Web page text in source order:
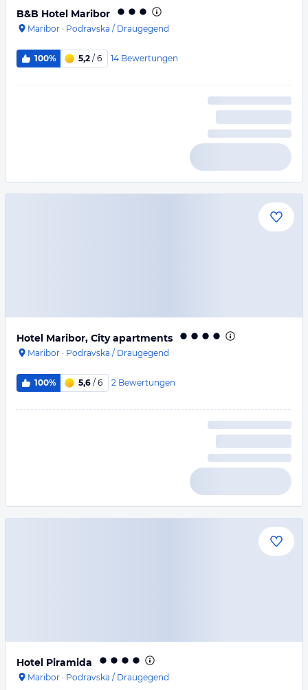
B&B Hotel Maribor
Maribor · Podravska / Draugegend
100% 5,2 / 6 14 Bewertungen
Hotel Maribor, City apartments
Maribor · Podravska / Draugegend
100% 5,6 / 6 2 Bewertungen
Hotel Piramida
Maribor · Podravska / Draugegend